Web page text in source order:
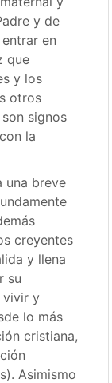
y de
en
que
y los
otros
signos
la
una breve
creyentes
y llena
su
vivir y
lo más
cristiana,
Asimismo